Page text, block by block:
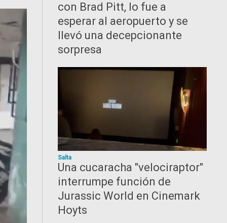
con Brad Pitt, lo fue a
esperar al aeropuerto y se
llevó una decepcionante
sorpresa
Salta
Una cucaracha "velociraptor"
interrumpe función de
Jurassic World en Cinemark
Hoyts